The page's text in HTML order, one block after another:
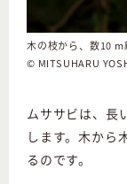
木の枝から、数10
©︎ MITSUHARU
ムササビは、長
します。木から
るのです。